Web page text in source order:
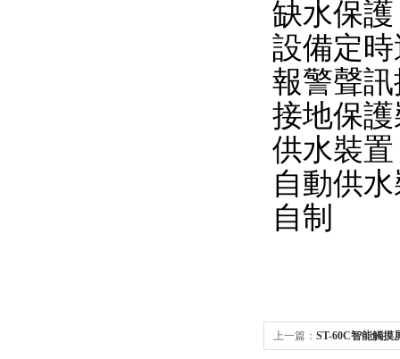
缺水保護
設備定
報警聲
接地保
供水裝置
自動供
自制
上一篇： ST-60C智能觸摸